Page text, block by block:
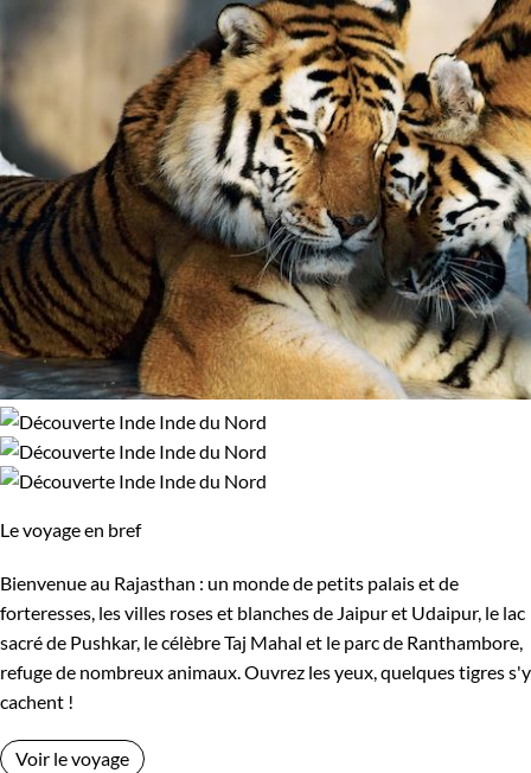
en Inde en famille peut aussi passer par une pittoresque nuit
en bateau à bord d'un "backwater", canaux traditionnels dont
les rives sont un spectacle de chaque instant.
AuRajasthan, c’est toute la fantasmagorie de l’Inde des
Maharajasqui se déploie. Ici, même les éléphants portent des
parures bariolées. Et les noms pourraient passer pour des
noms de couleurs :
Jodhpur la bleue, Udaipur la blanche,
Jaipur la rose…
Dans le Ladakh, un voyage en Inde en famille peut prendre
des airs de pèlerinage en terre tibétaine. Avec ses sites hauts
perchés, ses sommets enneigés, ses monastères
bouddhiques, ses stupas et ses mandalas, le "Petit Tibet" offre
des sentiers qui n’ont rien à envier au Toit du monde.
Le voyage en bref
Bienvenue au Rajasthan : un monde de petits palais et de
forteresses, les villes roses et blanches de Jaipur et Udaipur, le lac
sacré de Pushkar, le célèbre Taj Mahal et le parc de Ranthambore,
refuge de nombreux animaux. Ouvrez les yeux, quelques tigres s'y
cachent !
Voir le voyage